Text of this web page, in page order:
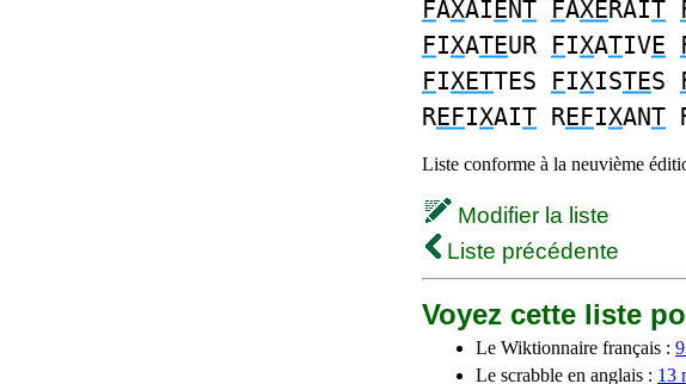
FAXAIENT FAXERAIT
FIXATEUR FIXATIVE
FIXETTES FIXISTES
REFIXAIT REFIXANT
Liste conforme à la neuvième
Modifier la liste
Liste précédente
Voyez cette liste
Le Wiktionnaire français :
Le scrabble en anglais : 13